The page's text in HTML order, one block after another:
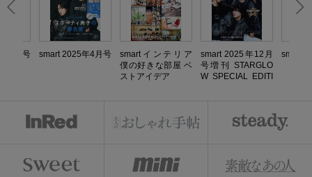
7月号 smart 2025年4月号
smartインテリア
僕の好きな部屋 ベ
ストアイデア
smart 2025年12月
号増刊 STARGLO
W SPECIAL EDITI
smart